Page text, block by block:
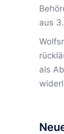
aus
als